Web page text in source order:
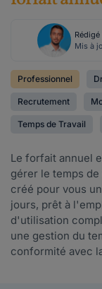
Rédigé
Mis à
Professionnel
Recrutement
Temps de Travail
Le forfait annuel
gérer le temps
créé pour vous
jours, prêt à
d'utilisation
une gestion du
conformité avec